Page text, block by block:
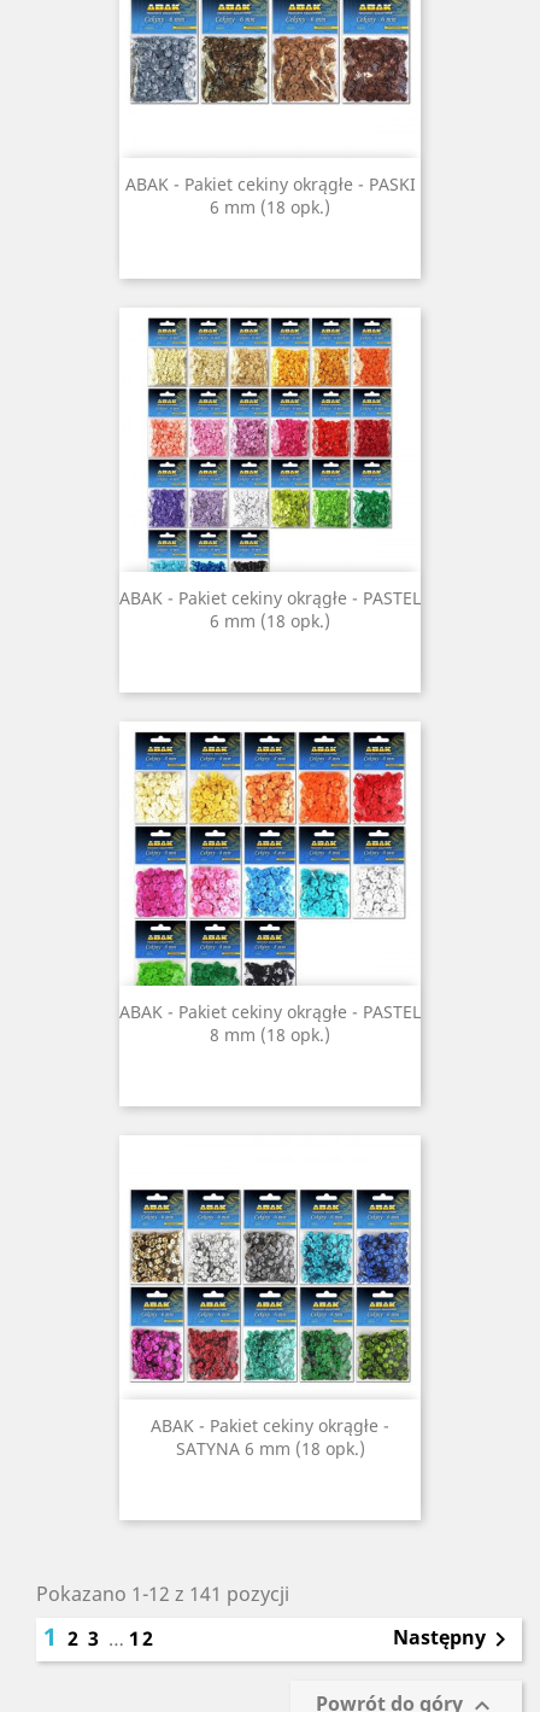
ABAK - Pakiet cekiny okrągłe - PASKI
6 mm (18 opk.)
ABAK - Pakiet cekiny okrągłe - PASTEL
6 mm (18 opk.)
ABAK - Pakiet cekiny okrągłe - PASTEL
8 mm (18 opk.)
ABAK - Pakiet cekiny okrągłe -
SATYNA 6 mm (18 opk.)
Pokazano 1-12 z 141 pozycji
1 2 3 … 12 Następny 
Powrót do góry 